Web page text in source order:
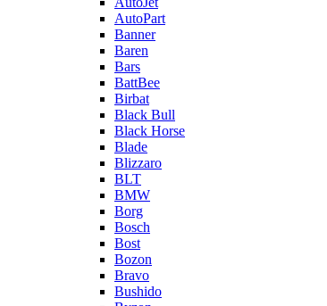
AutoPart
Banner
Baren
Bars
BattBee
Birbat
Black Bull
Black Horse
Blade
Blizzaro
BLT
BMW
Borg
Bosch
Bost
Bozon
Bravo
Bushido